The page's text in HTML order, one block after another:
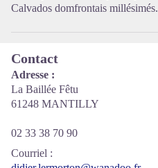
Calvados domfrontais millésimés.
Contact
Adresse :
La Baillée Fêtu
61248 MANTILLY
02 33 38 70 90
Courriel :